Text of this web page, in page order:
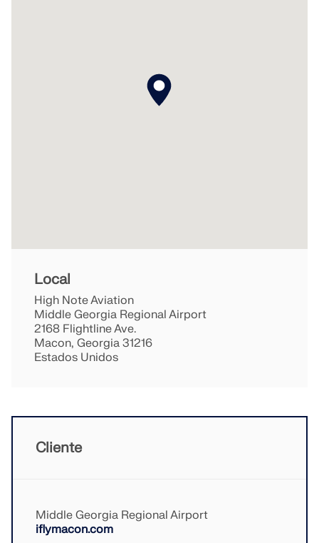
velocidades do vento e dados sísmicos.
Local
High Note Aviation
Middle Georgia Regional Airport
2168 Flightline Ave.
Macon, Georgia 31216
Estados Unidos
Cliente
Middle Georgia Regional Airport
iflymacon.com